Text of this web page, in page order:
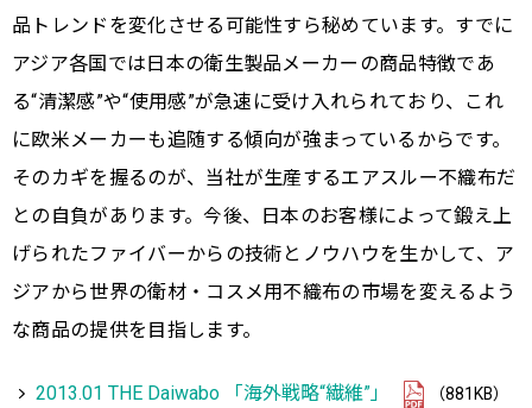
品トレンドを変化させる可能性すら秘めています。すでに
アジア各国では日本の衛生製品メーカーの商品特徴であ
る“清潔感”や“使用感”が急速に受け入れられており、これ
に欧米メーカーも追随する傾向が強まっているからです。
そのカギを握るのが、当社が生産するエアスルー不織布だ
との自負があります。今後、日本のお客様によって鍛え上
げられたファイバーからの技術とノウハウを生かして、ア
ジアから世界の衛材・コスメ用不織布の市場を変えるよう
な商品の提供を目指します。
2013.01 THE Daiwabo 「海外戦略“繊維”」 （881KB）